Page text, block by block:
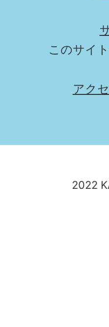
このサイ
アク
2022